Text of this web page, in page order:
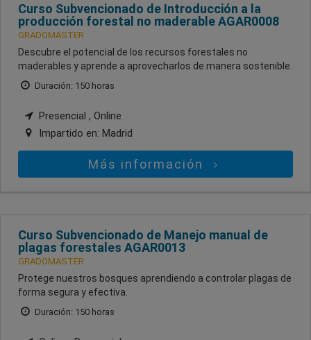
Curso Subvencionado de Introducción a la
producción forestal no maderable AGAR0008
GRADOMASTER
Descubre el potencial de los recursos forestales no
maderables y aprende a aprovecharlos de manera sostenible.
Duración: 150 horas
Presencial , Online
Impartido en: Madrid
Más información
Curso Subvencionado de Manejo manual de
plagas forestales AGAR0013
GRADOMASTER
Protege nuestros bosques aprendiendo a controlar plagas de
forma segura y efectiva.
Duración: 150 horas